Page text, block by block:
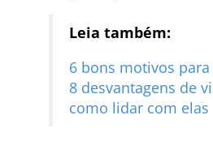
Leia também:
6 bons motivos
8 desvantagens de
como lidar com elas